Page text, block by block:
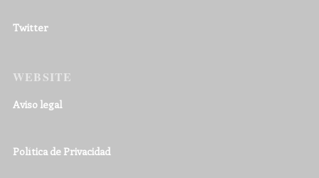
Twitter
WEBSITE
Aviso legal
Política de Privacidad